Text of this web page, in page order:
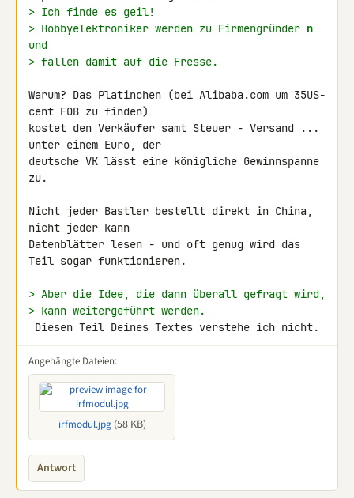
> Ich finde es geil!
> Hobbyelektroniker werden zu Firmengründer n
und
> fallen damit auf die Fresse.
Warum? Das Platinchen (bei Alibaba.com um 35US-
cent FOB zu finden)
kostet den Verkäufer samt Steuer - Versand ...
unter einem Euro, der
deutsche VK lässt eine königliche Gewinnspanne
zu.
Nicht jeder Bastler bestellt direkt in China,
nicht jeder kann
Datenblätter lesen - und oft genug wird das
Teil sogar funktionieren.
> Aber die Idee, die dann überall gefragt wird,
> kann weitergeführt werden.
Diesen Teil Deines Textes verstehe ich nicht.
Angehängte Dateien:
irfmodul.jpg(58 KB)
Antwort